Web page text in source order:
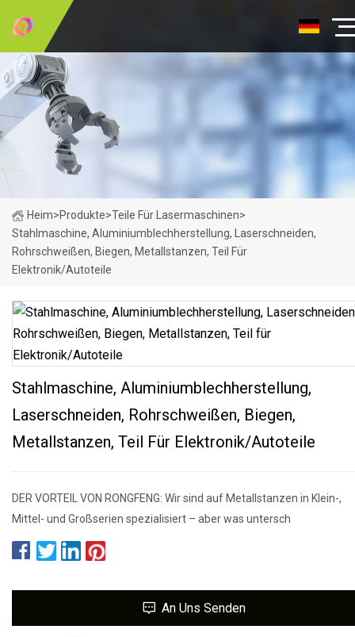
Heim>Produkte>Teile Für Lasermaschinen>
Stahlmaschine, Aluminiumblechherstellung, Laserschneiden,
Rohrschweißen, Biegen, Metallstanzen, Teil Für
Elektronik/Autoteile
Stahlmaschine, Aluminiumblechherstellung,
Laserschneiden, Rohrschweißen, Biegen,
Metallstanzen, Teil Für Elektronik/Autoteile
DER VORTEIL VON RONGFENG: Wir sind auf Metallstanzen in Klein-,
Mittel- und Großserien spezialisiert – aber was untersch
An Uns Senden